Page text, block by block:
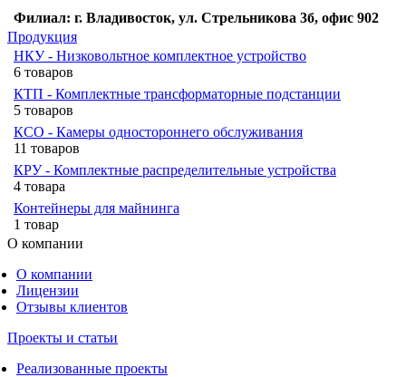
Филиал: г. Владивосток, ул. Стрельникова 3б, офис 902
Продукция
НКУ - Низковольтное комплектное устройство
6 товаров
КТП - Комплектные трансформаторные подстанции
5 товаров
КСО - Камеры одностороннего обслуживания
11 товаров
КРУ - Комплектные распределительные устройства
4 товара
Контейнеры для майнинга
1 товар
О компании
О компании
Лицензии
Отзывы клиентов
Проекты и статьи
Реализованные проекты